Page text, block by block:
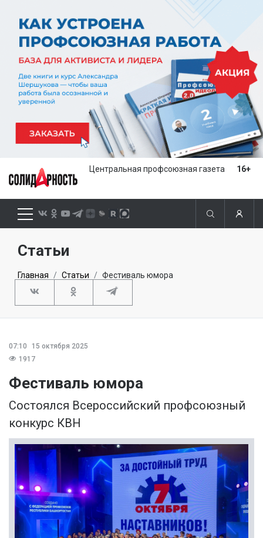
Центральная профсоюзная газета 16+
Статьи
Главная Статьи Фестиваль юмора
07:10
15 октября 2025
1917
Фестиваль юмора
Состоялся Всероссийский профсоюзный
конкурс КВН